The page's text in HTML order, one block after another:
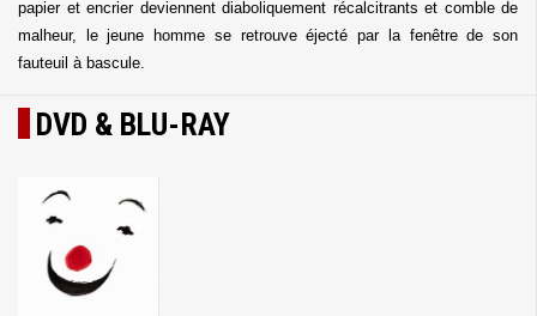
papier et encrier deviennent diaboliquement récalcitrants et comble de
malheur, le jeune homme se retrouve éjecté par la fenêtre de son
fauteuil à bascule.
DVD & BLU-RAY